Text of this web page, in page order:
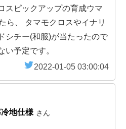
スピックアップの育成ウマ
ら、 タマモクロスやイナリ
シチー(和服)が当たったので
い予定です。
2022-01-05 03:00:04
地仕様 さん